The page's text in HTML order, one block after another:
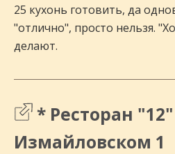
25 кухонь готовить, да
"отлично", просто нельзя.
делают.
* Ресторан
Измайловском 1